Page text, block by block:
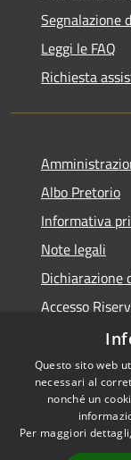
Segnalazione
Leggi le FAQ
Richiesta
Albo Pretorio
Informativa
Note legali
Dichiarazione
Accesso
Archivio
RSS
Accessibilità
Questo sito web
necessari al
nonché un
Per maggiori